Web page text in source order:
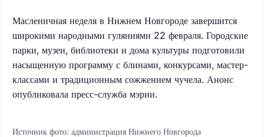
Масленичная неделя в Нижнем Новгороде завершится
широкими народными гуляниями 22 февраля. Городские
парки, музеи, библиотеки и дома культуры подготовили
насыщенную программу с блинами, конкурсами, мастер-
классами и традиционным сожжением чучела. Анонс
опубликовала пресс-служба мэрии.
Источник фото: администрация Нижнего Новгорода